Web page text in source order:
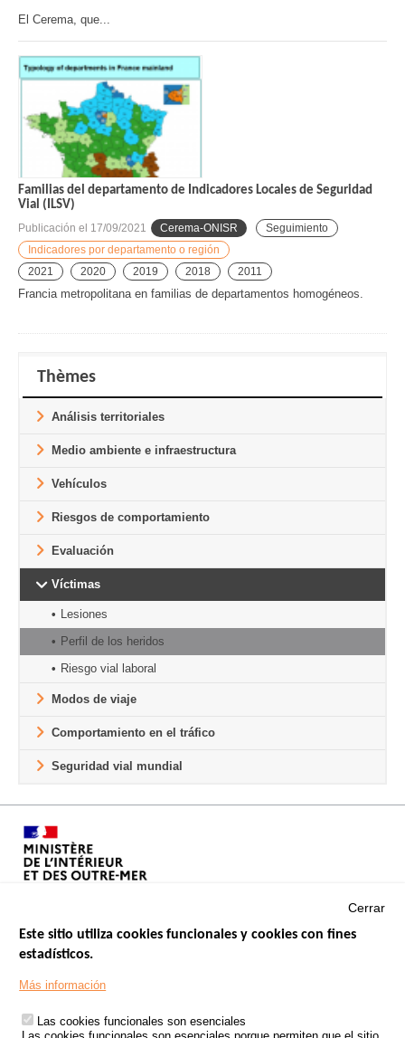
El Cerema, que...
Familias del departamento de Indicadores Locales de Seguridad
Vial (ILSV)
Publicación el 17/09/2021 Cerema-ONISR
Seguimiento
Indicadores por departamento o región
2021
2020 2019 2018 2011
Francia metropolitana en familias de departamentos homogéneos.
Thèmes
Análisis territoriales
Medio ambiente e infraestructura
Vehículos
Riesgos de comportamiento
Evaluación
Víctimas
Lesiones
Perfil de los heridos
Riesgo vial laboral
Modos de viaje
Comportamiento en el tráfico
Seguridad vial mundial
Footer
TRATAMIENTO DE DATOS PERSONALES PROCEDENTES DE
Cerrar
Este sitio utiliza cookies funcionales y cookies con fines
estadísticos.
Más información
Las cookies funcionales son esenciales